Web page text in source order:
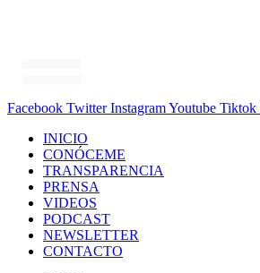
Facebook Twitter InstagramYoutube Tiktok
INICIO
CONÓCEME
TRANSPARENCIA
PRENSA
VIDEOS
PODCAST
NEWSLETTER
CONTACTO